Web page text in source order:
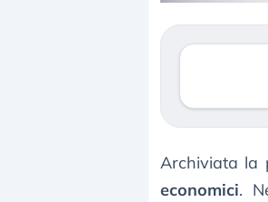
Archiviata la
economici.